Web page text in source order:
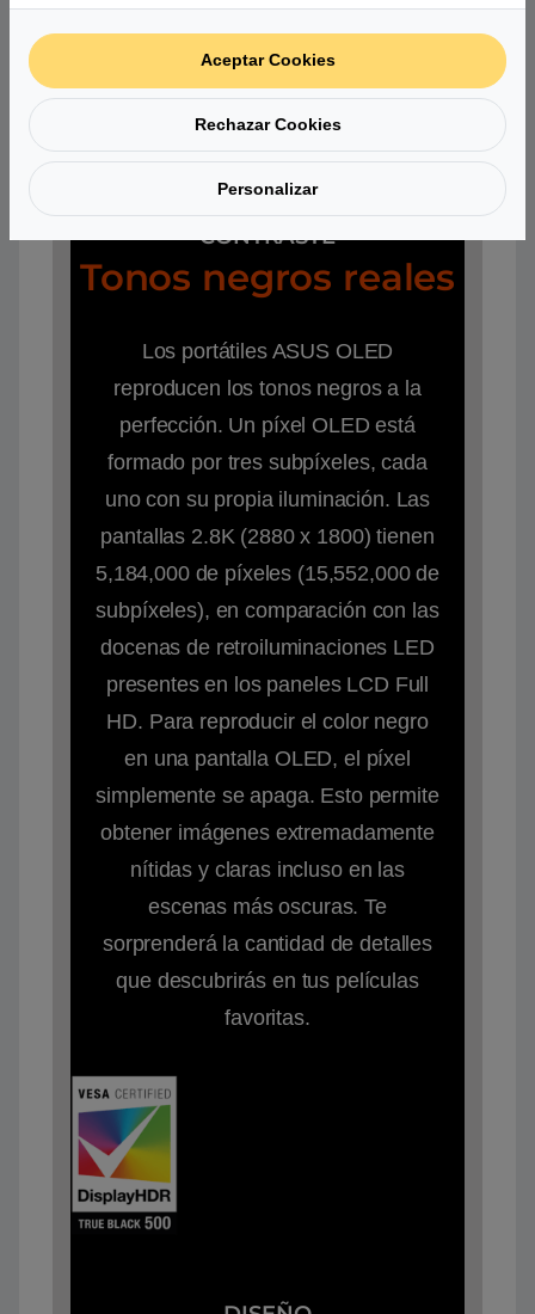
CONTRASTE
Tonos negros reales
Los portátiles ASUS OLED
reproducen los tonos negros a la
perfección. Un píxel OLED está
formado por tres subpíxeles, cada
uno con su propia iluminación. Las
pantallas 2.8K (2880 x 1800) tienen
5,184,000 de píxeles (15,552,000 de
subpíxeles), en comparación con las
docenas de retroiluminaciones LED
presentes en los paneles LCD Full
HD. Para reproducir el color negro
en una pantalla OLED, el píxel
simplemente se apaga. Esto permite
obtener imágenes extremadamente
nítidas y claras incluso en las
escenas más oscuras. Te
sorprenderá la cantidad de detalles
que descubrirás en tus películas
favoritas.
Aceptar Cookies
Rechazar Cookies
Personalizar